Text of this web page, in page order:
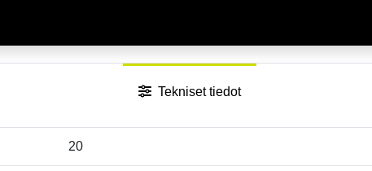
Tekniset tiedot
20